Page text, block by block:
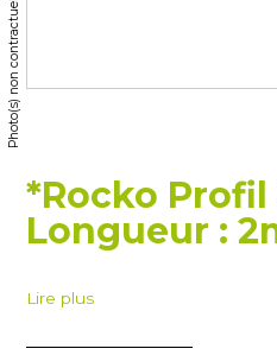
Photo(s) non contractuelle(s)
*Rocko Profil
Longueur :
Lire plus